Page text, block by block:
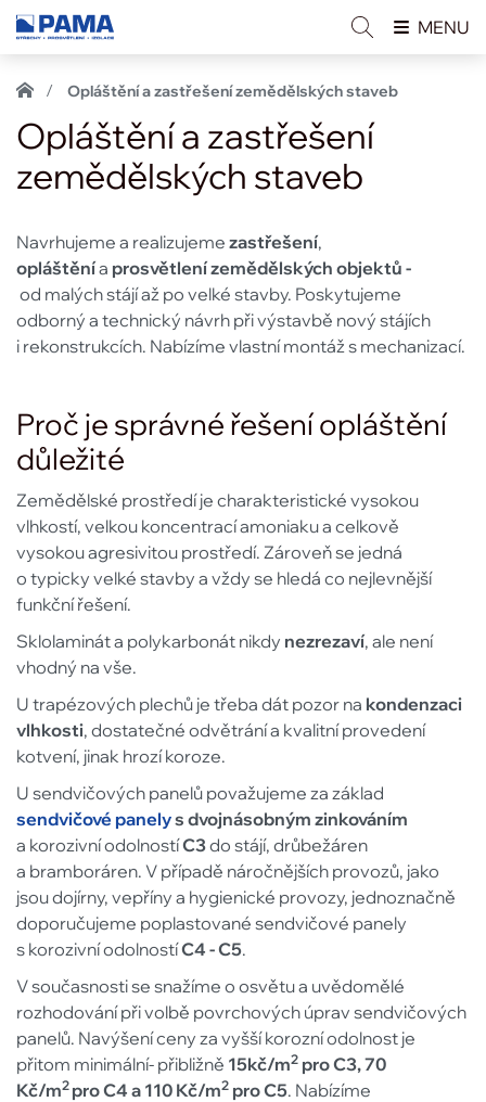
Opláštění a zastřešení zemědělských staveb
Opláštění a zastřešení
zemědělských staveb
Navrhujeme a realizujeme zastřešení,
opláštěnía prosvětlení zemědělských objektů -
od malých stájí až po velké stavby. Poskytujeme
odborný a technický návrh při výstavbě nový stájích
i rekonstrukcích. Nabízíme vlastní montáž s mechanizací.
Proč je správné řešení opláštění
důležité
Zemědělské prostředí je charakteristické vysokou
vlhkostí, velkou koncentrací amoniaku a celkově
vysokou agresivitou prostředí. Zároveň se jedná
o typicky velké stavby a vždy se hledá co nejlevnější
funkční řešení.
Sklolaminát a polykarbonát nikdy nezrezaví, ale není
vhodný na vše.
U trapézových plechů je třeba dát pozor na kondenzaci
vlhkosti, dostatečné odvětrání a kvalitní provedení
kotvení, jinak hrozí koroze.
U sendvičových panelů považujeme za základ
sendvičové panelys dvojnásobným zinkováním
a korozivní odolnostíC3do stájí, drůbežáren
a bramboráren. V případě náročnějších provozů, jako
jsou dojírny, vepříny a hygienické provozy, jednoznačně
doporučujeme poplastované sendvičové panely
s korozivní odolnostíC4 -C5.
V současnosti se snažíme o osvětu a uvědomělé
rozhodování při volbě povrchových úprav sendvičových
panelů. Navýšení ceny za vyšší korozní odolnost je
přitom minimální- přibližně 15kč/m2 pro C3, 70
Kč/m2 pro C4 a 110 Kč/m2 pro C5. Nabízíme
MENU